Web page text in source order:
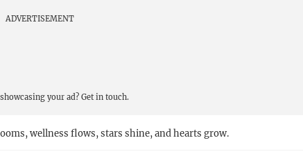
ADVERTISEMENT
your ad? Get in touch.
wellness flows, stars shine, and hearts grow.